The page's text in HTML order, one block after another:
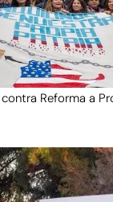
Reforma a